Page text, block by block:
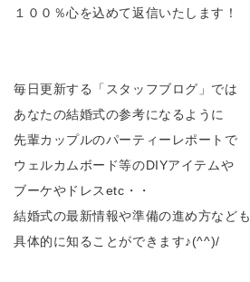
１００％心を込めて返信いたします！
毎日更新する「スタッフブログ」では
あなたの結婚式の参考になるように
先輩カップルのパーティーレポートで
ウェルカムボード等のDIYアイテムや
ブーケやドレスetc・・
結婚式の最新情報や準備の進め方なども
具体的に知ることができます♪(^^)/